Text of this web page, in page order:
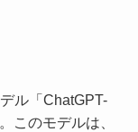
ル「ChatGPT-
このモデルは、